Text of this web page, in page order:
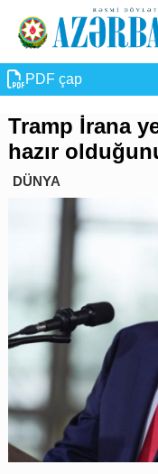
PDF çap
Tramp İrana
hazır
DÜNYA